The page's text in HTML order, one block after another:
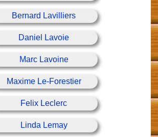
Bernard Lavilliers
Daniel Lavoie
Marc Lavoine
Maxime Le-Forestier
Felix Leclerc
Linda Lemay